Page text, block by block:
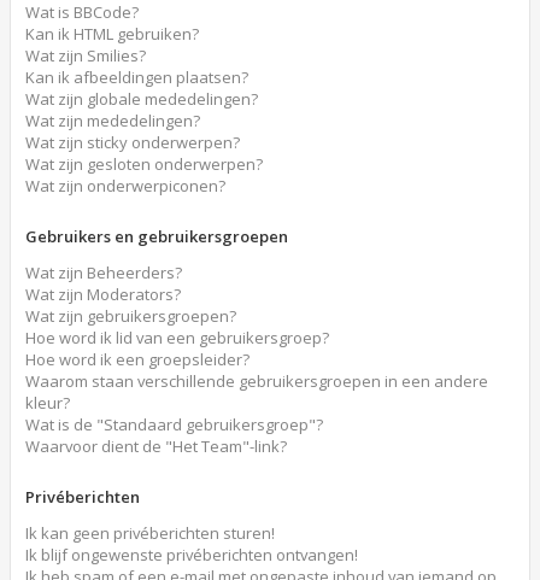
Wat is BBCode?
Kan ik HTML gebruiken?
Wat zijn Smilies?
Kan ik afbeeldingen plaatsen?
Wat zijn globale mededelingen?
Wat zijn mededelingen?
Wat zijn sticky onderwerpen?
Wat zijn gesloten onderwerpen?
Wat zijn onderwerpiconen?
Gebruikers en gebruikersgroepen
Wat zijn Beheerders?
Wat zijn Moderators?
Wat zijn gebruikersgroepen?
Hoe word ik lid van een gebruikersgroep?
Hoe word ik een groepsleider?
Waarom staan verschillende gebruikersgroepen in een andere
kleur?
Wat is de "Standaard gebruikersgroep"?
Waarvoor dient de "Het Team"-link?
Privéberichten
Ik kan geen privéberichten sturen!
Ik blijf ongewenste privéberichten ontvangen!